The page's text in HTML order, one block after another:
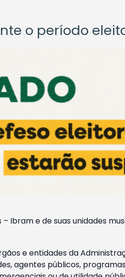
o período
Ibram e de suas unidades
e entidades da
agentes públicos,